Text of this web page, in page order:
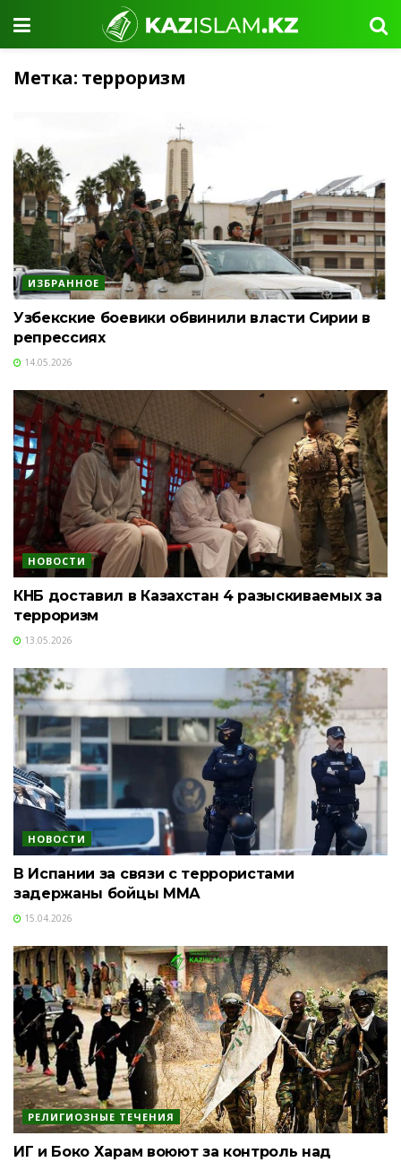
Метка: терроризм
ИЗБРАННОЕ
Узбекские боевики обвинили власти Сирии в
репрессиях
14.05.2026
НОВОСТИ
КНБ доставил в Казахстан 4 разыскиваемых за
терроризм
13.05.2026
НОВОСТИ
В Испании за связи с террористами
задержаны бойцы ММА
15.04.2026
РЕЛИГИОЗНЫЕ ТЕЧЕНИЯ
ИГ и Боко Харам воюют за контроль над